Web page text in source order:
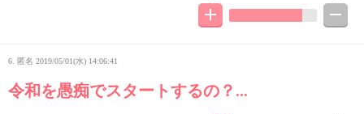
6. 匿名 2019/05/01(水) 14:06:41
令和を愚痴でスタートするの？…